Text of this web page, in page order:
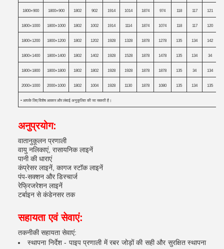
1800×900 1800×900 1802 902 1914 1014 1874 974 118 117 121
1800×1000 1800×1000 1802 1002 1914 1114 1874 1074 118 117 120
1800×1200 1800×1200 1802 1202 1928 1328 1878 1278 135 134 142
1800×1400 1800×1400 1802 1402 1928 1528 1878 1478 135 134 34
1800×1800 1800×1800 1802 1802 1928 1928 1878 1878 135 34 134
2000×1000 2000×1000 1802 1004 1928 1130 1878 1080 135 134 135
• आपके लिए विशेष आकार और लंबाई अनुकूलित की जा सकती है।
अनुप्रयोग:
वातानुकूलन प्रणाली
वायु नलिकाएं, रासायनिक लाइनें
पानी की धाराएं
कंप्रेसर लाइनें, कागज स्टॉक लाइनें
पंप-सक्शन और डिस्चार्ज
रेफ्रिजरेशन लाइनें
टर्बाइन से कंडेनसर तक
सहायता एवं सेवाएं:
तकनीकी सहायता सेवाएं:
स्थापना निर्देश - पाइप प्रणाली में रबर जोड़ों की सही और सुरक्षित स्थापना